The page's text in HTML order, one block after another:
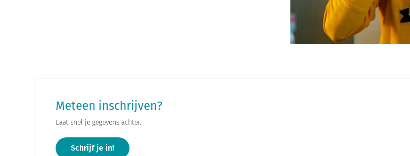
Meteen inschrijven?
Laat snel je gegevens achter.
Schrijf je in!